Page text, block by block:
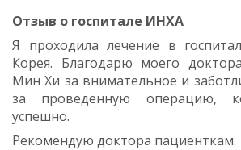
Отзыв о госпитале ИНХА
Я проходила лечение в
Корея. Благодарю моего
Мин Хи за внимательное и
за проведенную операцию,
успешно.
Рекомендую доктора пациенткам.